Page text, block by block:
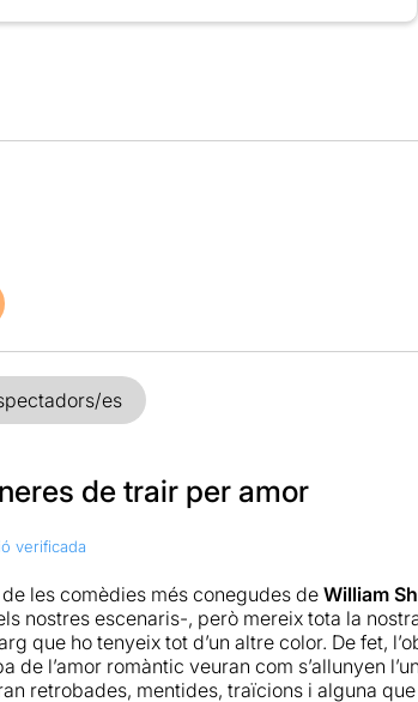
es
de trair per amor
verificada
les comèdies més conegudes de William
nostres escenaris-, però mereix tota la
que ho tenyeix tot d’un altre color. De fet,
de l’amor romàntic veuran com s’allunyen
retrobades, mentides, traïcions i alguna que